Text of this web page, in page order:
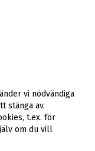
vi nödvändiga
stänga av.
t.ex. för
om du vill